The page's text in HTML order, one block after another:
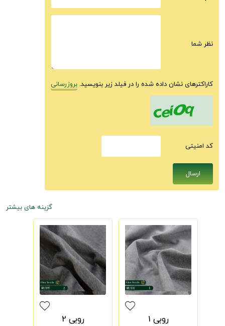
نظر شما
کاراکترهای نشان داده شده را در فیلد زیر بنویسید. بروزرسانی
كد امنيتى
گزینه های بیشتر
روبی 1 روبی 2